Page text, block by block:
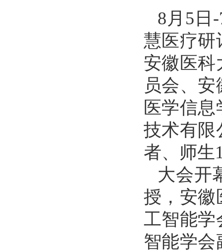
8 月5日
慧医疗研
安徽医科
员会、
医学信
技术有限
者、师生
大会开
授，安徽
工智能学
智能学会